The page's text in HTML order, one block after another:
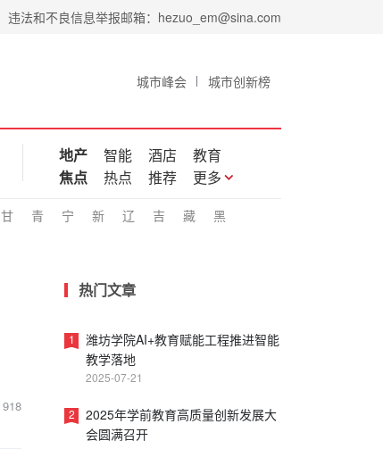
违法和不良信息举报邮箱：hezuo_em@sina.com
城市峰会 城市创新榜
地产 智能 酒店
教育
焦点
热点 推荐 更多
甘 青 宁 新 辽 吉 藏 黑
918
热门文章
潍坊学院AI+教育赋能工程推进智能
教学落地
2025-07-21
1
2025年学前教育高质量创新发展大
会圆满召开
2